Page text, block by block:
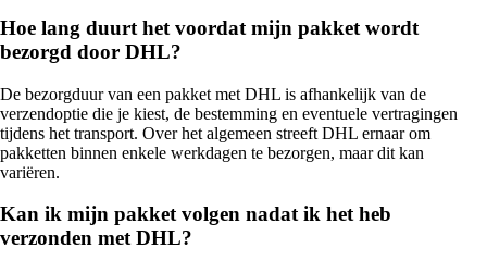
Hoe lang duurt het voordat mijn pakket wordt
bezorgd door DHL?
De bezorgduur van een pakket met DHL is afhankelijk van de
verzendoptie die je kiest, de bestemming en eventuele vertragingen
tijdens het transport. Over het algemeen streeft DHL ernaar om
pakketten binnen enkele werkdagen te bezorgen, maar dit kan
variëren.
Kan ik mijn pakket volgen nadat ik het heb
verzonden met DHL?